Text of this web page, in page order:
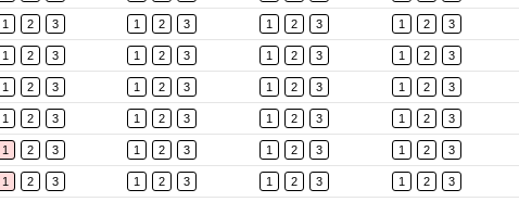
1 2 3 1 2 3 1 2 3 1 2 3
1 2 3 1 2 3 1 2 3 1 2 3
1 2 3 1 2 3 1 2 3 1 2 3
1 2 3 1 2 3 1 2 3 1 2 3
1 2 3 1 2 3 1 2 3 1 2 3
1 2 3 1 2 3 1 2 3 1 2 3